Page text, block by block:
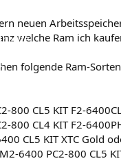
neuen
welche Ram ich
folgende Ram-
800 CL5 KIT F2-
800 CL4 KIT F2-
CL5 KIT XTC Gold
6400 PC2-800 CL5